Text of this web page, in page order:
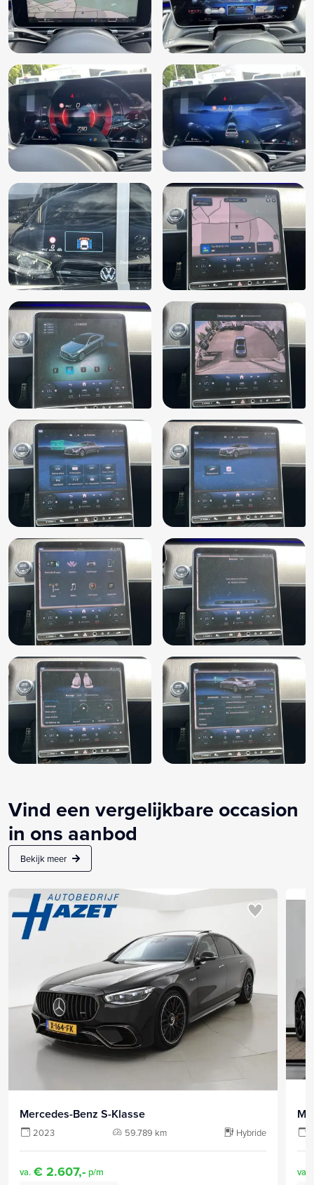
Vind een vergelijkbare occasion
in ons aanbod
Bekijk meer
Mercedes-Benz S-Klasse
2023 59.789 km Hybride
va. € 2.607,- p/m
va.